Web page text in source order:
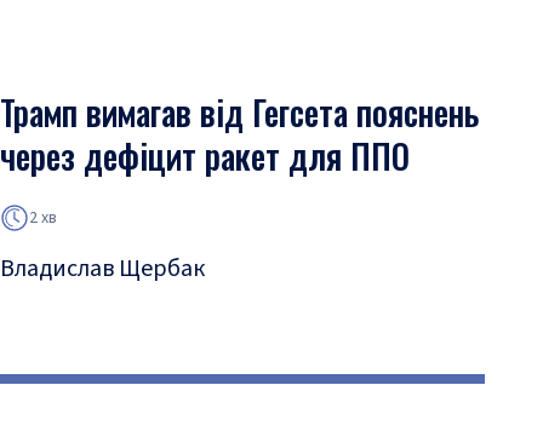
Трамп вимагав від Гегсета пояснень
через дефіцит ракет для ППО
2 хв
Владислав Щербак